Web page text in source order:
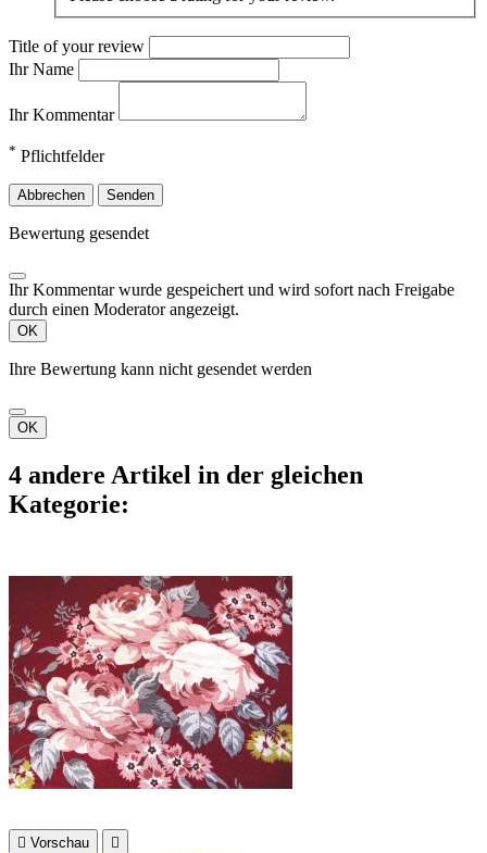
Title of your review
Ihr Name
Ihr Kommentar
* Pflichtfelder
Abbrechen Senden
Bewertung gesendet
Ihr Kommentar wurde gespeichert und wird sofort nach Freigabe
durch einen Moderator angezeigt.
OK
Ihre Bewertung kann nicht gesendet werden
OK
4 andere Artikel in der gleichen
Kategorie:
 Vorschau 